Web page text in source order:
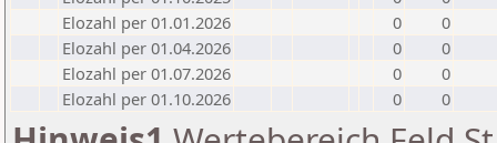
Elozahl per 01.01.2026
0
0
Elozahl per 01.04.2026
0
0
Elozahl per 01.07.2026
0
0
Elozahl per 01.10.2026
0 0